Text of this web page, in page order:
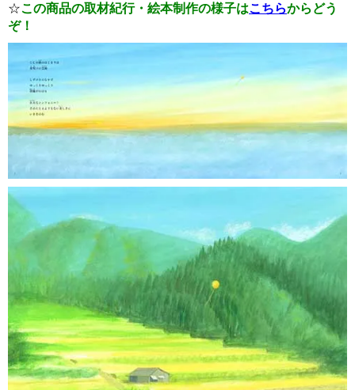
☆この商品の取材紀行・絵本制作の様子はこちらからどう
ぞ！